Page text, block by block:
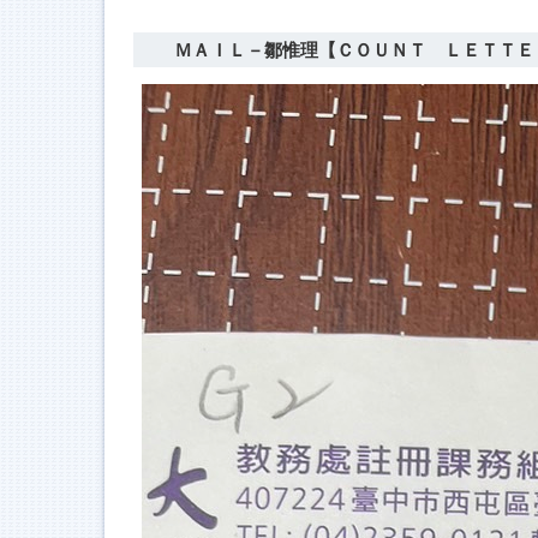
ＭＡＩＬ－鄒惟理【ＣＯＵＮＴ ＬＥＴＴＥ